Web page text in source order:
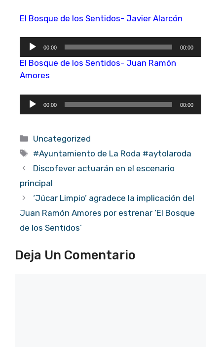
El Bosque de los Sentidos- Javier Alarcón
Reproductor
de
audio
00:00 00:00
El Bosque de los Sentidos- Juan Ramón
Amores
Reproductor
de
00:00 00:00
Categorías
Uncategorized
Etiquetas
#Ayuntamiento de La Roda #aytolaroda
Discofever actuarán en el escenario
principal
‘Júcar Limpio’ agradece la implicación del
Juan Ramón Amores por estrenar ‘El Bosque
de los Sentidos’
Deja Un Comentario